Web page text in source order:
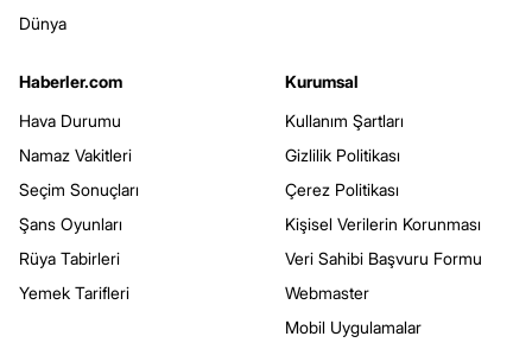
Dünya
Haberler.com
Hava Durumu
Namaz Vakitleri
Seçim Sonuçları
Şans Oyunları
Rüya Tabirleri
Yemek Tarifleri
Kurumsal
Kullanım Şartları
Gizlilik Politikası
Çerez Politikası
Kişisel Verilerin Korunması
Veri Sahibi Başvuru Formu
Webmaster
Mobil Uygulamalar